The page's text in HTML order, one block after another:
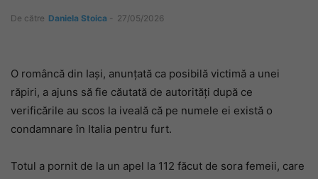
De către Daniela Stoica - 27/05/2026
O româncă din Iași, anunțată ca posibilă victimă a unei
răpiri, a ajuns să fie căutată de autorități după ce
verificările au scos la iveală că pe numele ei există o
condamnare în Italia pentru furt.
Totul a pornit de la un apel la 112 făcut de sora femeii, care